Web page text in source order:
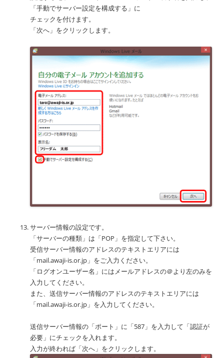
「手動でサーバー設定を構成する」に
チェックを付けます。
「次へ」をクリックします。
サーバー情報の設定です。
「サーバーの種類」は「POP」を指定して下さい。
受信サーバー情報のアドレスのテキストエリアには
「mail.awaji-is.or.jp」をご入力ください。
「ログオンユーザー名」にはメールアドレスの＠より左のみを
入力してください。
また、送信サーバー情報のアドレスのテキストエリアには
「mail.awaji-is.or.jp」を入力してください。
送信サーバー情報の「ポート」に「587」を入力して「認証が
必要」にチェックを入れます。
入力が終われば「次へ」をクリックします。